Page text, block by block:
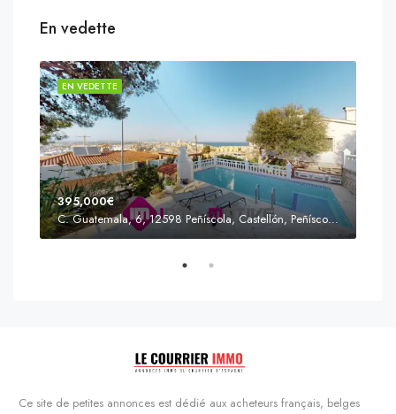
En vedette
EN VEDETTE
395,000€
C. Guatemala, 6, 12598 Peñíscola, Castellón, Peñíscola, Communauté valencienne
Ce site de petites annonces est dédié aux acheteurs français, belges